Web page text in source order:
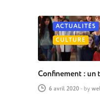
ACTUALITÉS
CULTURE
Confinement : un
6 avril 2020 - by